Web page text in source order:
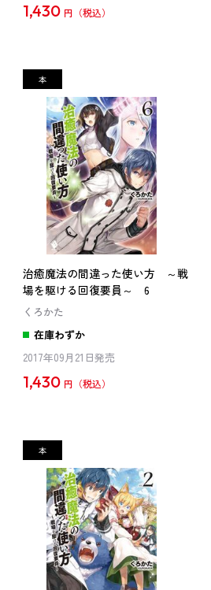
1,430 円
治癒魔法の間違った使い方 ～戦
場を駆ける回復要員～ 6
くろかた
在庫わずか
2017年09月21日発売
1,430 円